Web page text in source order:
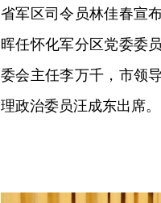
省军区司令员林佳春宣
晖任怀化军分区党委委
委会主任李万千，市领
理政治委员汪成东出席。